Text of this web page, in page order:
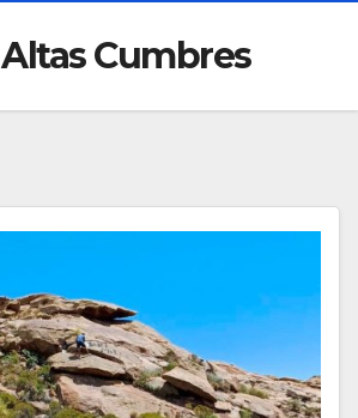
Altas Cumbres